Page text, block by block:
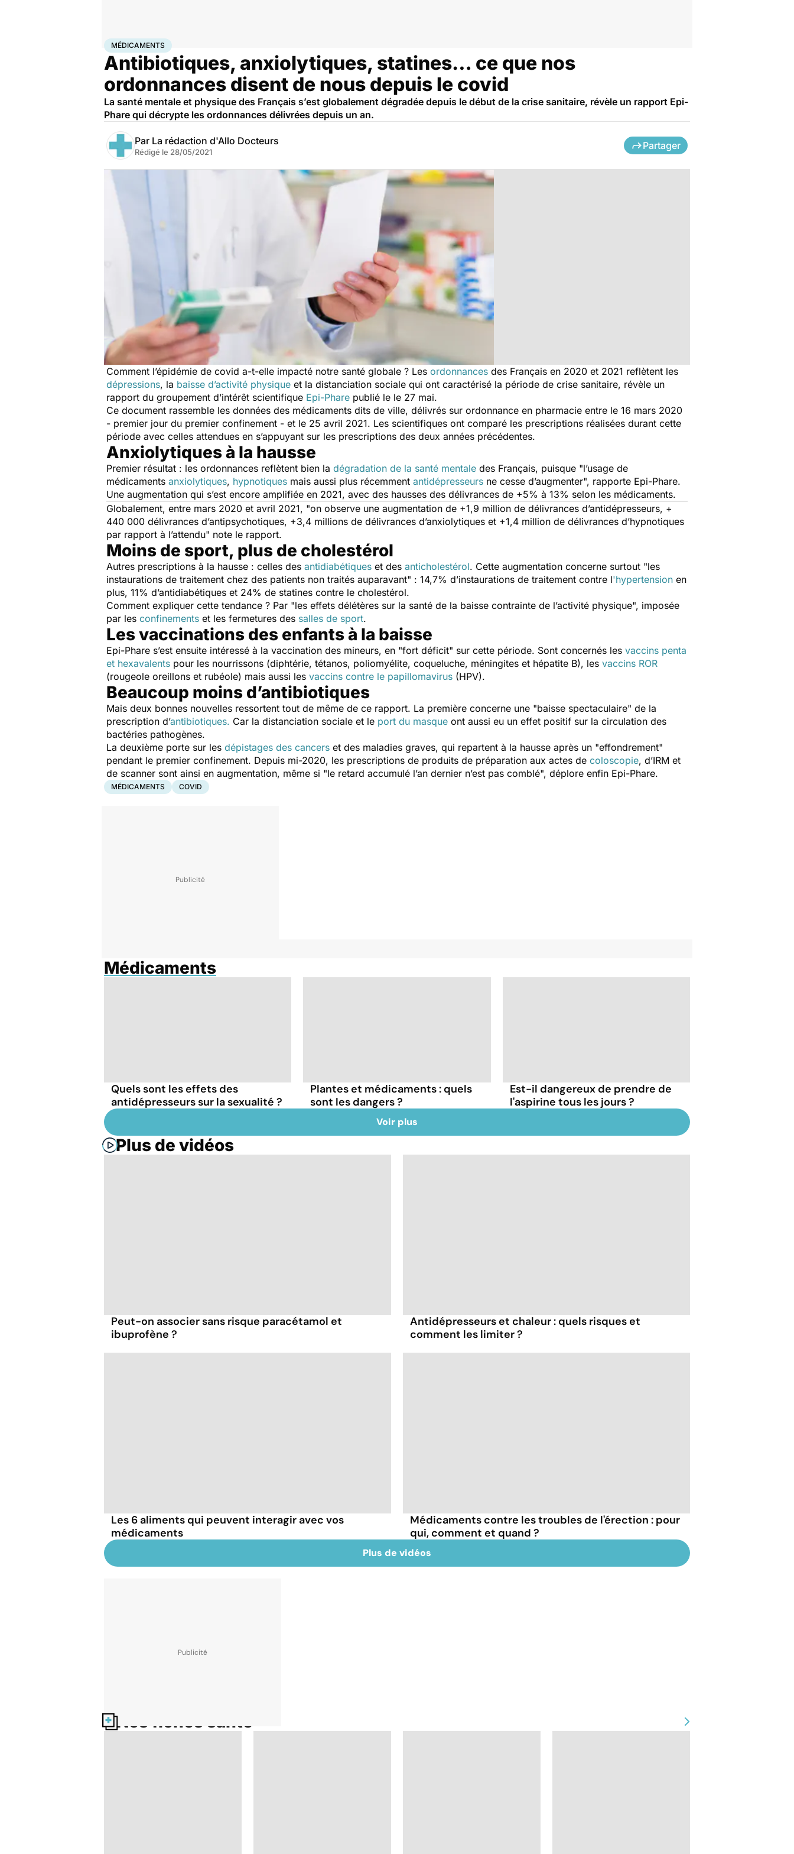
AccueilSantéMédicaments
MÉDICAMENTS
Antibiotiques, anxiolytiques, statines… ce que nos
ordonnances disent de nous depuis le covid
La santé mentale et physique des Français s’est globalement dégradée depuis le début de la crise sanitaire, révèle un rapport Epi-
Phare qui décrypte les ordonnances délivrées depuis un an.
Par La rédaction d'Allo Docteurs
Rédigé le 28/05/2021
Partager
Comment l’épidémie de covid a-t-elle impacté notre santé globale ? Les ordonnances des Français en 2020 et 2021 reflètent les
dépressions, la baisse d’activité physique et la distanciation sociale qui ont caractérisé la période de crise sanitaire, révèle un
rapport du groupement d’intérêt scientifique Epi-Phare publié le le 27 mai.
Ce document rassemble les données des médicaments dits de ville, délivrés sur ordonnance en pharmacie entre le 16 mars 2020
- premier jour du premier confinement - et le 25 avril 2021. Les scientifiques ont comparé les prescriptions réalisées durant cette
période avec celles attendues en s’appuyant sur les prescriptions des deux années précédentes.
Anxiolytiques à la hausse
Premier résultat : les ordonnances reflètent bien la dégradation de la santé mentale des Français, puisque "l’usage de
médicaments anxiolytiques, hypnotiques mais aussi plus récemment antidépresseurs ne cesse d’augmenter", rapporte Epi-Phare.
Une augmentation qui s’est encore amplifiée en 2021, avec des hausses des délivrances de +5% à 13% selon les médicaments.
Globalement, entre mars 2020 et avril 2021, "on observe une augmentation de +1,9 million de délivrances d’antidépresseurs, +
440 000 délivrances d’antipsychotiques, +3,4 millions de délivrances d’anxiolytiques et +1,4 million de délivrances d’hypnotiques
par rapport à l’attendu" note le rapport.
Moins de sport, plus de cholestérol
Autres prescriptions à la hausse : celles des antidiabétiques et des anticholestérol. Cette augmentation concerne surtout "les
instaurations de traitement chez des patients non traités auparavant" : 14,7% d’instaurations de traitement contre l'hypertension en
plus, 11% d’antidiabétiques et 24% de statines contre le cholestérol.
Comment expliquer cette tendance ? Par "les effets délétères sur la santé de la baisse contrainte de l’activité physique", imposée
par les confinements et les fermetures des salles de sport.
Les vaccinations des enfants à la baisse
Epi-Phare s’est ensuite intéressé à la vaccination des mineurs, en "fort déficit" sur cette période. Sont concernés les vaccins penta
et hexavalents pour les nourrissons (diphtérie, tétanos, poliomyélite, coqueluche, méningites et hépatite B), les vaccins ROR
(rougeole oreillons et rubéole) mais aussi les vaccins contre le papillomavirus (HPV).
Beaucoup moins d’antibiotiques
Mais deux bonnes nouvelles ressortent tout de même de ce rapport. La première concerne une "baisse spectaculaire" de la
prescription d’antibiotiques. Car la distanciation sociale et le port du masque ont aussi eu un effet positif sur la circulation des
bactéries pathogènes.
La deuxième porte sur les dépistages des cancers et des maladies graves, qui repartent à la hausse après un "effondrement"
pendant le premier confinement. Depuis mi-2020, les prescriptions de produits de préparation aux actes de coloscopie, d’IRM et
de scanner sont ainsi en augmentation, même si "le retard accumulé l’an dernier n’est pas comblé", déplore enfin Epi-Phare.
MÉDICAMENTS COVID
Médicaments
Quels sont les effets des
antidépresseurs sur la sexualité ?
Plantes et médicaments : quels
sont les dangers ?
Est-il dangereux de prendre de
l'aspirine tous les jours ?
Voir plus
Plus de vidéos
Peut-on associer sans risque paracétamol et
ibuprofène ?
Antidépresseurs et chaleur : quels risques et
comment les limiter ?
Les 6 aliments qui peuvent interagir avec vos
médicaments
Médicaments contre les troubles de l'érection : pour
qui, comment et quand ?
Plus de vidéos
Nos fiches santé